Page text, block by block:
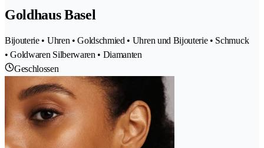
Goldhaus Basel
Bijouterie • Uhren • Goldschmied • Uhren und Bijouterie • Schmuck
• Goldwaren Silberwaren • Diamanten
Geschlossen